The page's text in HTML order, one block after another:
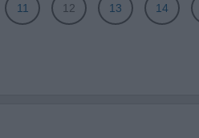
11 12 13 14